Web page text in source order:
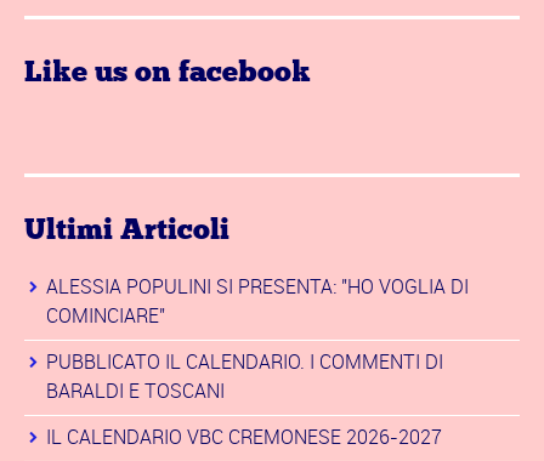
Like us on facebook
Ultimi Articoli
ALESSIA POPULINI SI PRESENTA: "HO VOGLIA DI
COMINCIARE"
PUBBLICATO IL CALENDARIO. I COMMENTI DI
BARALDI E TOSCANI
IL CALENDARIO VBC CREMONESE 2026-2027